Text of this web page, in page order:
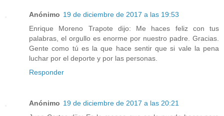
Anónimo 19 de diciembre de 2017 a las 19:53
Enrique Moreno Trapote dijo: Me haces feliz con tus
palabras, el orgullo es enorme por nuestro padre. Gracias.
Gente como tú es la que hace sentir que si vale la pena
luchar por el deporte y por las personas.
Responder
Anónimo 19 de diciembre de 2017 a las 20:21